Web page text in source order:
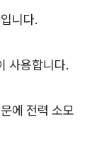
니다.
사용합니다.
에 전력 소모